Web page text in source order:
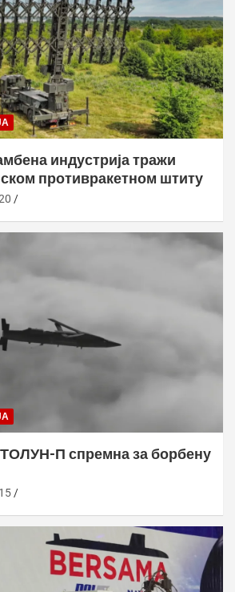
индустрија тражи
противракетном штиту
П спремна за борбену